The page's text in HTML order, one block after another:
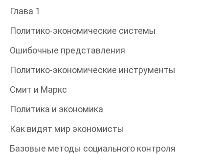
Глава 1
Политико-экономические системы
Ошибочные представления
Политико-экономические инструменты
Смит и Маркс
Политика и экономика
Как видят мир экономисты
Базовые методы социального контроля